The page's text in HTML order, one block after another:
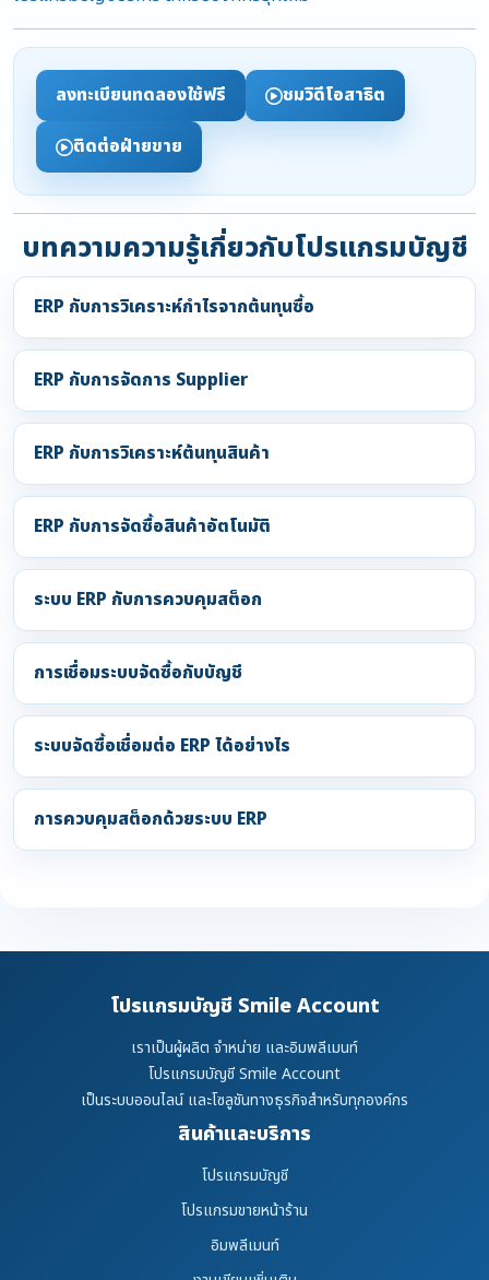
ลงทะเบียนทดลองใช้ฟรี
ชมวิดีโอสาธิต
ติดต่อฝ่ายขาย
บทความความรู้เกี่ยวกับโปรแกรมบัญชี
ERP กับการวิเคราะห์กำไรจากต้นทุนซื้อ
ERP กับการจัดการ Supplier
ERP กับการวิเคราะห์ต้นทุนสินค้า
ERP กับการจัดซื้อสินค้าอัตโนมัติ
ระบบ ERP กับการควบคุมสต็อก
การเชื่อมระบบจัดซื้อกับบัญชี
ระบบจัดซื้อเชื่อมต่อ ERP ได้อย่างไร
การควบคุมสต็อกด้วยระบบ ERP
โปรแกรมบัญชี Smile Account
เราเป็นผู้ผลิต จำหน่าย และอิมพลีเมนท์
โปรแกรมบัญชี Smile Account
เป็นระบบออนไลน์ และโซลูชันทางธุรกิจสำหรับทุกองค์กร
สินค้าและบริการ
โปรแกรมบัญชี
โปรแกรมขายหน้าร้าน
อิมพลีเมนท์